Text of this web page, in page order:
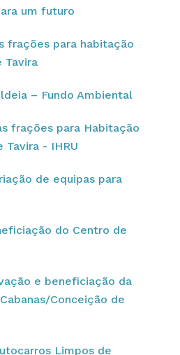
um futuro
frações para habitação
Tavira
– Fundo Ambiental
frações para Habitação
Tavira - IHRU
de equipas para
do Centro de
e beneficiação da
Conceição de
Limpos de